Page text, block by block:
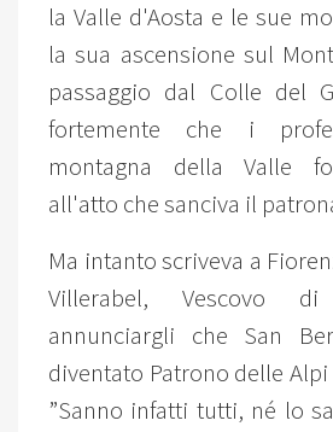
la Valle d'Aosta e le sue
la sua ascensione sul
passaggio dal Colle del
fortemente che i
montagna della Valle
all'atto che sanciva il
Ma intanto scriveva a
Villerabel, Vescovo
annunciargli che San
diventato Patrono delle
”Sanno infatti tutti, né lo